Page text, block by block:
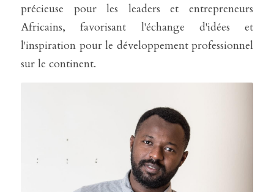
précieuse pour les leaders et entrepreneurs
Africains, favorisant l'échange d'idées et
l'inspiration pour le développement professionnel
sur le continent.